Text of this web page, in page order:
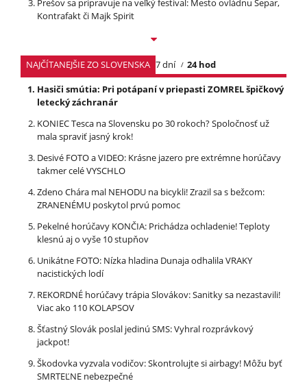
Prešov sa pripravuje na veľký festival: Mesto ovládnu Separ,
Kontrafakt či Majk Spirit
NAJČÍTANEJŠIE ZO SLOVENSKA 7 dní
24 hod
Hasiči smútia: Pri potápaní v priepasti ZOMREL špičkový
letecký záchranár
KONIEC Tesca na Slovensku po 30 rokoch? Spoločnosť už
mala spraviť jasný krok!
Desivé FOTO a VIDEO: Krásne jazero pre extrémne horúčavy
takmer celé VYSCHLO
Zdeno Chára mal NEHODU na bicykli! Zrazil sa s bežcom:
ZRANENÉMU poskytol prvú pomoc
Pekelné horúčavy KONČIA: Prichádza ochladenie! Teploty
klesnú aj o vyše 10 stupňov
Unikátne FOTO: Nízka hladina Dunaja odhalila VRAKY
nacistických lodí
REKORDNÉ horúčavy trápia Slovákov: Sanitky sa nezastavili!
Viac ako 110 KOLAPSOV
Šťastný Slovák poslal jedinú SMS: Vyhral rozprávkový
jackpot!
Škodovka vyzvala vodičov: Skontrolujte si airbagy! Môžu byť
SMRTEĽNE nebezpečné